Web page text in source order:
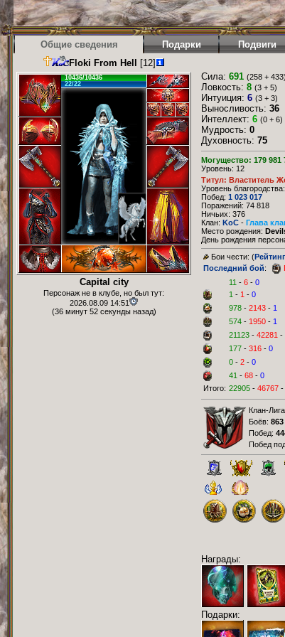
Общие сведения Подарки Подвиги
Floki From Hell
[12]
10436/10436
22/22
Capital city
Персонаж не в клубе, но был тут:
2026.08.09 14:51
(36 минут 52 секунды назад)
Сила: 691 (258 + 433)
Ловкость: 8 (3 + 5)
Интуиция: 6 (3 + 3)
Выносливость: 36
Интеллект: 6 (0 + 6)
Мудрость: 0
Духовность: 75
Могущество: 179 981
Уровень: 12
Титул: Властитель
Уровень
Побед: 1 023 017
Поражений: 74 818
Ничьих: 376
Клан: KoC - Глава
Место рождения:
День рождения
Бои чести: (Рейтинг
Последний бой:
11 - 6 - 0
1 - 1 - 0
978 - 2143 - 1
574 - 1950 - 1
21123 - 42281 -
177 - 316 - 0
0 - 2 - 0
41 - 68 - 0
Итого: 22905 - 46767 -
Клан-
Боёв: 863
Побед:
Побед
Награды:
Подарки: